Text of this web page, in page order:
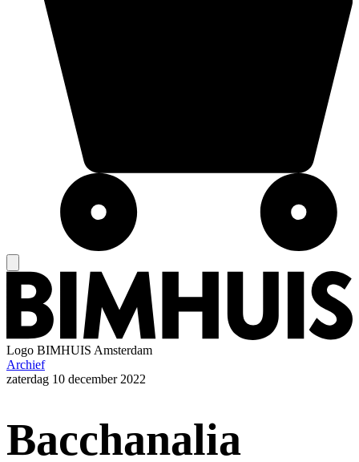
Logo BIMHUIS Amsterdam
Archief
zaterdag 10 december 2022
Bacchanalia